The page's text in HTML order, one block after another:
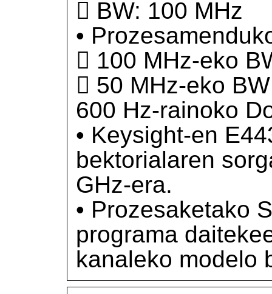
 BW: 100 MHz
•
 100 MHz-eko
 50 MHz-eko
600 Hz-rainoko
• Keysight-en
bektorialaren
GHz-era.
• Prozesaketako
programa
kanaleko modelo